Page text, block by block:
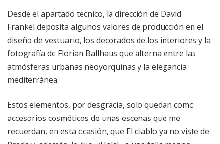
Desde el apartado técnico, la dirección de David
Frankel deposita algunos valores de producción en el
diseño de vestuario, los decorados de los interiores y la
fotografía de Florian Ballhaus que alterna entre las
atmósferas urbanas neoyorquinas y la elegancia
mediterránea.
Estos elementos, por desgracia, solo quedan como
accesorios cosméticos de unas escenas que me
recuerdan, en esta ocasión, que El diablo ya no viste de